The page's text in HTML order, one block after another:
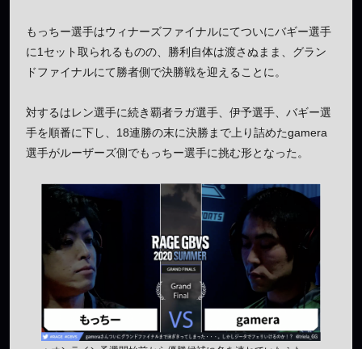
もっちー選手はウィナーズファイナルにてついにバギー選手
に1セット取られるものの、勝利自体は渡さぬまま、グラン
ドファイナルにて勝者側で決勝戦を迎えることに。
対するはレン選手に続き覇者ラガ選手、伊予選手、バギー選
手を順番に下し、18連勝の末に決勝まで上り詰めたgamera
選手がルーザーズ側でもっちー選手に挑む形となった。